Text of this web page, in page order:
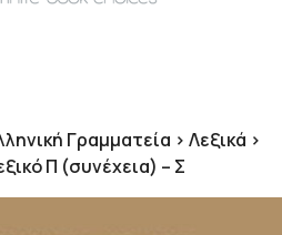
Γραμματεία > Λεξικά >
Π (συνέχεια) – Σ